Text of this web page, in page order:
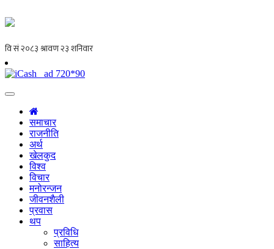
समाचार
राजनीति
अर्थ
खेलकुद
विश्व
विचार
मनोरन्जन
जीवनशैली
प्रवास
थप
प्रविधि
साहित्य